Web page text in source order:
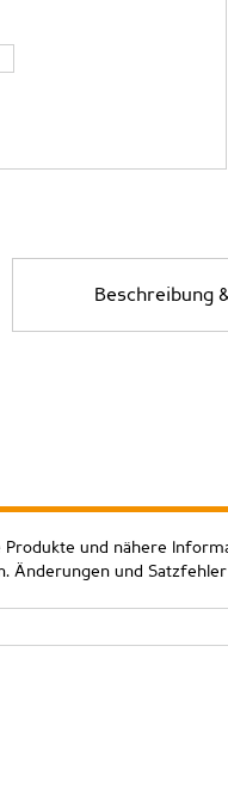
Beschreibung
und nähere
Änderungen und